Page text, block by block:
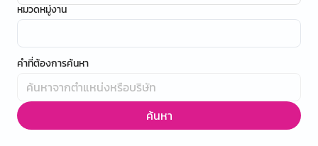
หมวดหมู่งาน
คำที่ต้องการค้นหา
ค้นหา